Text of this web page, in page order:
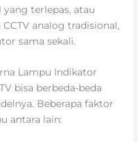
terlepas, atau
analog tradisional,
sama sekali.
Lampu Indikator
bisa berbeda-beda
Beberapa faktor
antara lain: